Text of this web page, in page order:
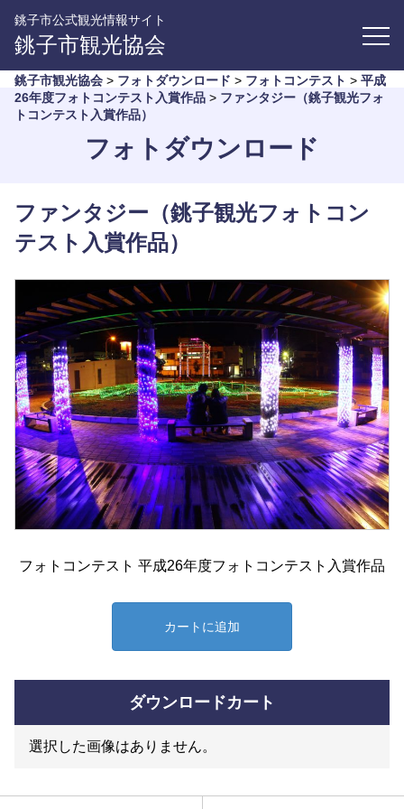
銚子市公式観光情報サイト
銚子市観光協会
銚子市観光協会 > フォトダウンロード > フォトコンテスト > 平成
26年度フォトコンテスト入賞作品 > ファンタジー（銚子観光フォ
トコンテスト入賞作品）
フォトダウンロード
ファンタジー（銚子観光フォトコン
テスト入賞作品）
フォトコンテスト 平成26年度フォトコンテスト入賞作品
カートに追加
ダウンロードカート
選択した画像はありません。